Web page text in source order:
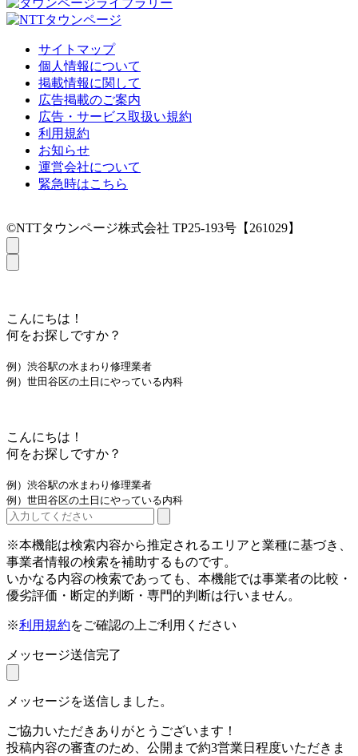
サイトマップ
個人情報について
掲載情報に関して
広告掲載のご案内
広告・サービス取扱い規約
利用規約
お知らせ
運営会社について
緊急時はこちら
©NTTタウンページ株式会社 TP25-193号【261029】
こんにちは！
何をお探しですか？
例）渋谷駅の水まわり修理業者
例）世田谷区の土日にやっている内科
こんにちは！
何をお探しですか？
例）渋谷駅の水まわり修理業者
例）世田谷区の土日にやっている内科
※本機能は検索内容から推定されるエリアと業種に基づき、
事業者情報の検索を補助するものです。
いかなる内容の検索であっても、本機能では事業者の比較・
優劣評価・断定的判断・専門的判断は行いません。
※利用規約をご確認の上ご利用ください
メッセージ送信完了
メッセージを送信しました。
ご協力いただきありがとうございます！
投稿内容の審査のため、公開まで約3営業日程度いただきま